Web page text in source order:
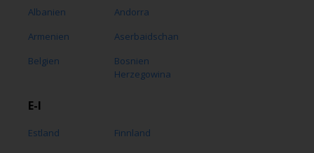
Albanien
Andorra
Armenien
Aserbaidschan
Belgien
Bosnien
Herzegowina
E-I
Estland
Finnland